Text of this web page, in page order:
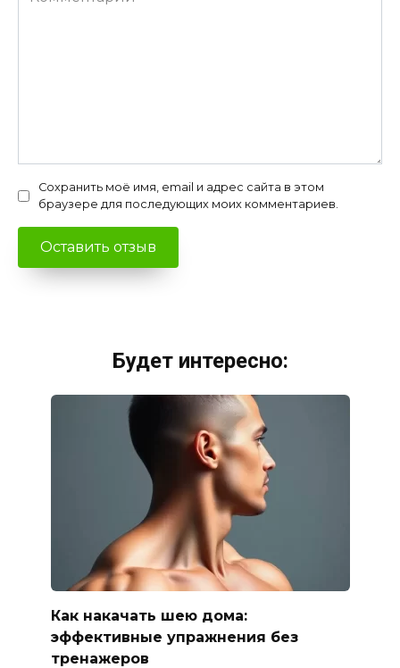
Сохранить моё имя, email и адрес сайта в этом
браузере для последующих моих комментариев.
Будет интересно:
Как накачать шею дома:
эффективные упражнения без
тренажеров